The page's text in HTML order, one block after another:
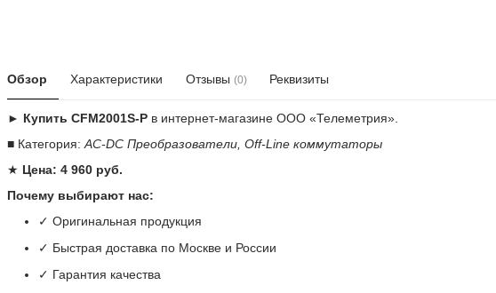
Обзор Характеристики Отзывы (0) Реквизиты
► Купить CFM2001S-P в интернет-магазине ООО «Телеметрия».
■ Категория:AC-DC Преобразователи, Off-Line коммутаторы
★ Цена: 4 960 руб.
Почему выбирают нас:
✓ Оригинальная продукция
✓ Быстрая доставка по Москве и России
✓ Гарантия качества